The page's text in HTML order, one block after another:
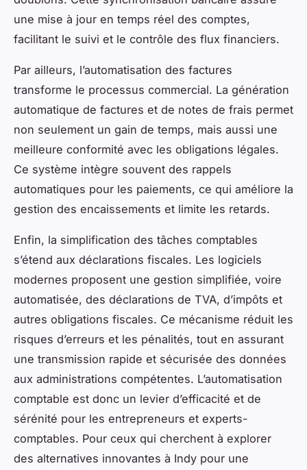
une mise à jour en temps réel des comptes,
facilitant le suivi et le contrôle des flux financiers.
Par ailleurs, l’automatisation des factures
transforme le processus commercial. La génération
automatique de factures et de notes de frais permet
non seulement un gain de temps, mais aussi une
meilleure conformité avec les obligations légales.
Ce système intègre souvent des rappels
automatiques pour les paiements, ce qui améliore la
gestion des encaissements et limite les retards.
Enfin, la simplification des tâches comptables
s’étend aux déclarations fiscales. Les logiciels
modernes proposent une gestion simplifiée, voire
automatisée, des déclarations de TVA, d’impôts et
autres obligations fiscales. Ce mécanisme réduit les
risques d’erreurs et les pénalités, tout en assurant
une transmission rapide et sécurisée des données
aux administrations compétentes. L’automatisation
comptable est donc un levier d’efficacité et de
sérénité pour les entrepreneurs et experts-
comptables. Pour ceux qui cherchent à explorer
des alternatives innovantes à Indy pour une